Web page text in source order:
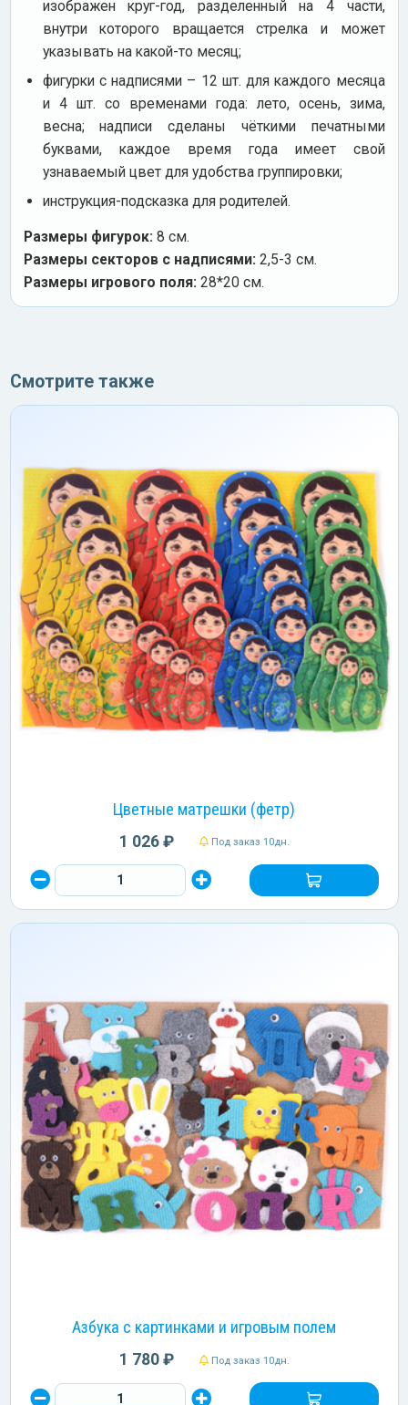
изображен круг-год, разделенный на 4 части,
внутри которого вращается стрелка и может
указывать на какой-то месяц;
фигурки с надписями – 12 шт. для каждого месяца
и 4 шт. со временами года: лето, осень, зима,
весна; надписи сделаны чёткими печатными
буквами, каждое время года имеет свой
узнаваемый цвет для удобства группировки;
инструкция-подсказка для родителей.
Размеры фигурок: 8 см.
Размеры секторов с надписями: 2,5-3 см.
Размеры игрового поля: 28*20 см.
Смотрите также
Цветные матрешки (фетр)
1 026 ₽ Под заказ 10дн.
Азбука с картинками и игровым полем
1 780 ₽ Под заказ 10дн.